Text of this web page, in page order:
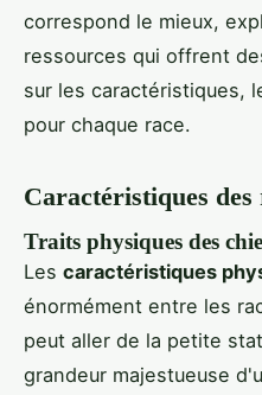
correspond le mieux,
ressources qui offrent
sur les caractéristiques,
pour chaque race.
Caractéristiques des
Traits physiques des
Les caractéristiques
énormément entre les
peut aller de la petite
grandeur majestueuse